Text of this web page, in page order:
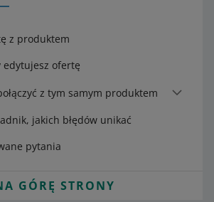
z produktem
edytujesz ofertę
z tym samym produktem
jakich błędów unikać
pytania
GÓRĘ STRONY